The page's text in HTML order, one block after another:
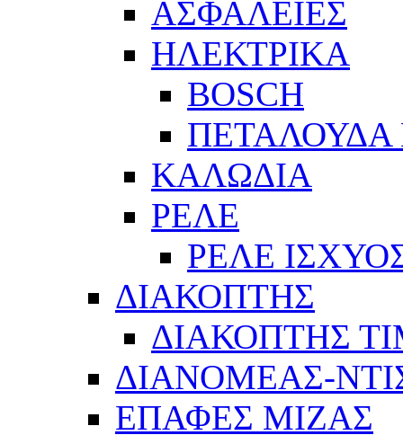
ΑΣΦΑΛΕΙΕΣ
ΗΛΕΚΤΡΙΚΑ
BOSCH
ΠΕΤΑΛΟΥΔΑ
ΚΑΛΩΔΙΑ
ΡΕΛΕ
ΡΕΛΕ
ΔΙΑΚΟΠΤΗΣ
ΔΙΑΚΟΠΤΗΣ
ΔΙΑΝΟΜΕΑΣ-
ΕΠΑΦΕΣ ΜΙΖΑΣ